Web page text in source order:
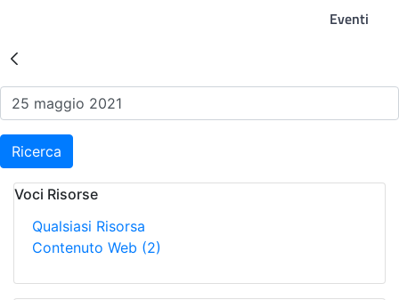
Eventi
Risultati della Ricerca -
Ricerca
Voci Risorse
Qualsiasi Risorsa
Contenuto Web (2)